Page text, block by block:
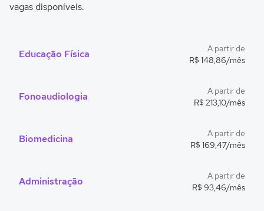
vagas disponíveis.
Educação Física
A partir de
R$ 148,86/mês
Fonoaudiologia
A partir de
R$ 213,10/mês
Biomedicina
A partir de
R$ 169,47/mês
Administração
A partir de
R$ 93,46/mês